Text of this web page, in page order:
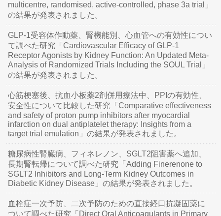
multicentre, randomised, active-controlled, phase 3a trial」
の結果が発表されました。
GLP-1受容体作動薬、腎機能別、心血管への有効性につい
て調べた研究「Cardiovascular Efficacy of GLP-1
Receptor Agonists by Kidney Function: An Updated Meta-
Analysis of Randomized Trials Including the SOUL Trial」
の結果が発表されました。
心筋梗塞後、抗血小板薬2剤併用療法中、PPIの有効性、
安全性について比較した研究「Comparative effectiveness
and safety of proton pump inhibitors after myocardial
infarction on dual antiplatelet therapy: Insights from a
target trial emulation」の結果が発表されました。
糖尿病性腎臓病、フィネレノン、SGLT2阻害薬へ追加、
長期腎転帰について調べた研究「Adding Finerenone to
SGLT2 Inhibitors and Long-Term Kidney Outcomes in
Diabetic Kidney Disease」の結果が発表されました。
血栓症一次予防、二次予防のための直接経口抗凝固薬に
ついて調べた研究「Direct Oral Anticoagulants in Primary